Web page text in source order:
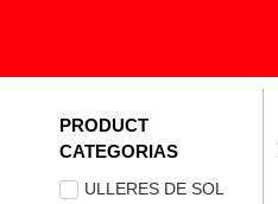
PRODUCT
CATEGORIAS
ULLERES DE SOL